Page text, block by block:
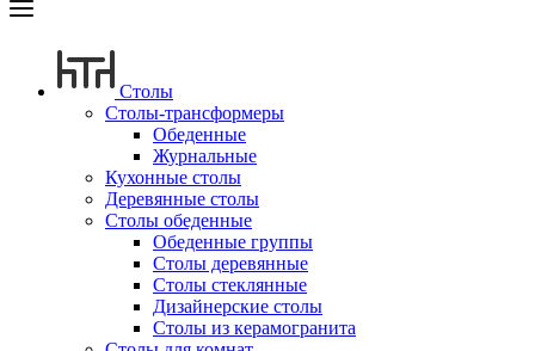
Столы
Столы-трансформеры
Обеденные
Журнальные
Кухонные столы
Деревянные столы
Столы обеденные
Обеденные группы
Столы деревянные
Столы стеклянные
Дизайнерские столы
Столы из керамогранита